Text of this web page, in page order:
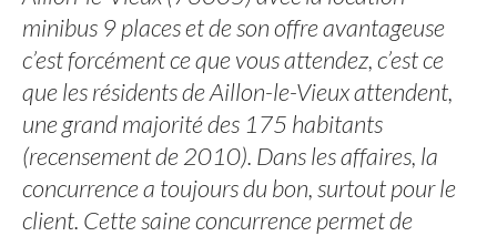
minibus 9 places et de son offre avantageuse
c’est forcément ce que vous attendez, c’est ce
que les résidents de Aillon-le-Vieux attendent,
une grand majorité des 175 habitants
(recensement de 2010). Dans les affaires, la
concurrence a toujours du bon, surtout pour le
client. Cette saine concurrence permet de